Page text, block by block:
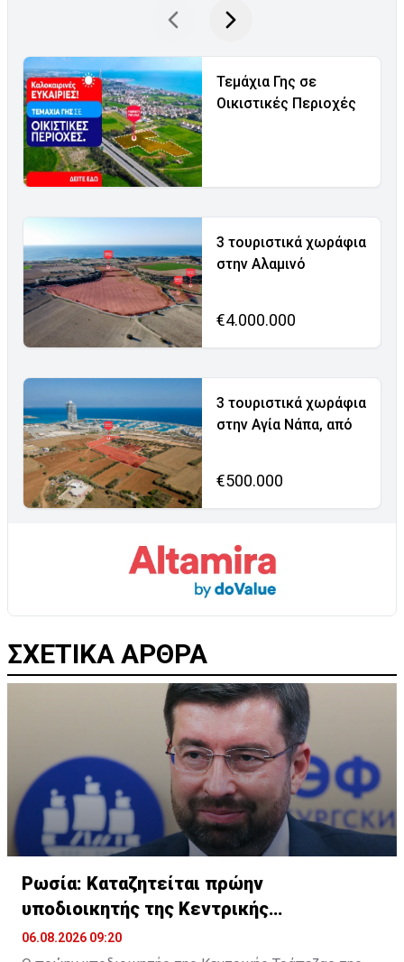
Τεμάχια Γης σε
Οικιστικές Περιοχές
3 τουριστικά χωράφια
στην Αλαμινό
€4.000.000
3 τουριστικά χωράφια
στην Αγία Νάπα, από
€500.000
ΣΧΕΤΙΚΑ ΑΡΘΡΑ
Ρωσία: Καταζητείται πρώην
υποδιοικητής της Κεντρικής
Τράπεζας-«Διαμένει Κύπρο»
06.08.2026 09:20